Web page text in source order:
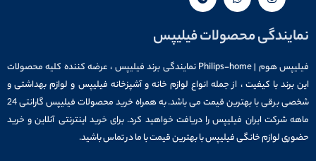
نمایندگی محصولات فیلیپس
فیلیپس هوم | Philips-home نمایندگی برند فیلیپس ، عرضه کننده کلیه محصولات
این برند با کیفیت ، از جمله انواع لوازم خانه و آشپزخانه فیلیپس و لوازم بهداشتی و
شخصی برقی با بهترین قیمت می باشد. به همراه خرید محصولات فیلیپس گارانتی 24
ماهه شرکت ایران فیلیپس را دریافت خواهید کرد. برای خرید اینترنتی آنلاین و خرید
حضوری لوازم خانگی فیلیپس با بهترین قیمت با ما در تماس باشید.